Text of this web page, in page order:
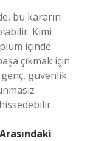
bu kararın
Kimi
içinde
çıkmak için
güvenlik